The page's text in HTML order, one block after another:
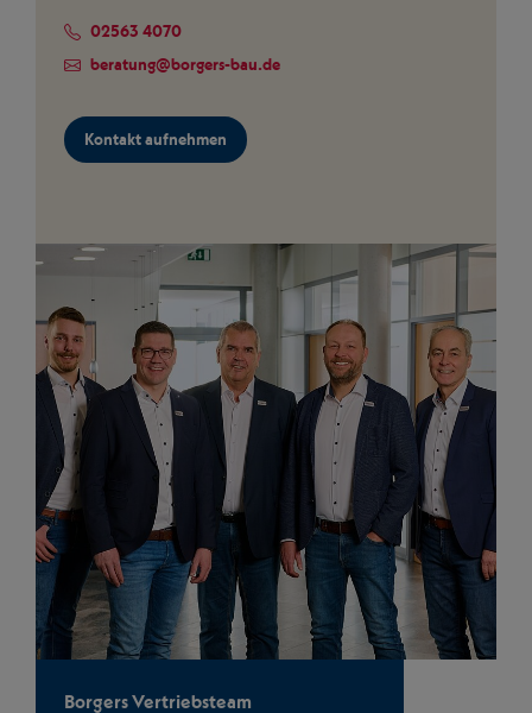
Borgers Vertriebsteam
02563 4070
beratung@borgers-bau.de
Kontakt aufnehmen